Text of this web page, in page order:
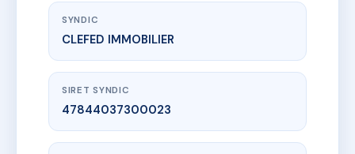
SYNDIC
CLEFED IMMOBILIER
SIRET SYNDIC
47844037300023